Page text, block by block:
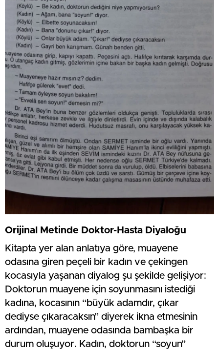
Orijinal Metinde Doktor-Hasta Diyaloğu
Kitapta yer alan anlatıya göre, muayene
odasına giren peçeli bir kadın ve çekingen
kocasıyla yaşanan diyalog şu şekilde gelişiyor:
Doktorun muayene için soyunmasını istediği
kadına, kocasının “büyük adamdır, çıkar
dediyse çıkaracaksın” diyerek ikna etmesinin
ardından, muayene odasında bambaşka bir
durum oluşuyor. Kadın, doktorun “soyun”